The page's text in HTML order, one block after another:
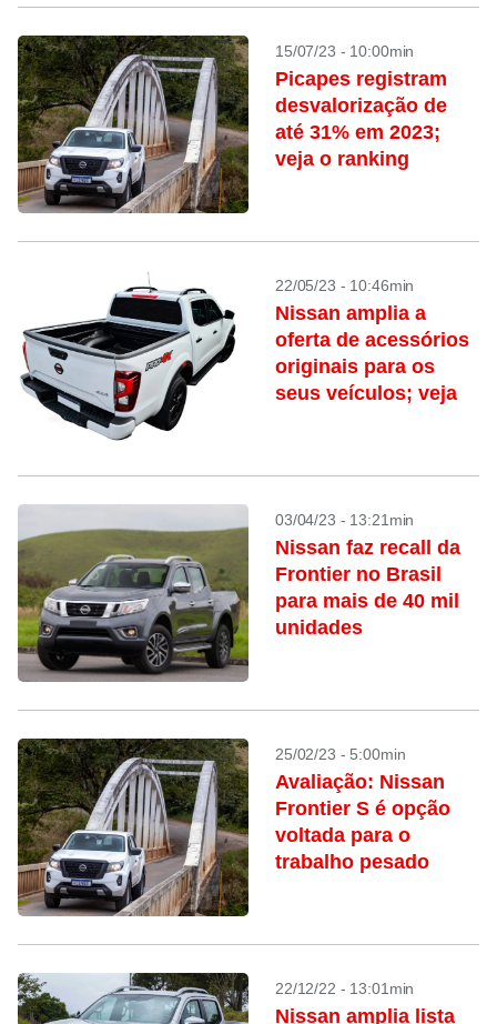
15/07/23 - 10:00min
Picapes registram
desvalorização de
até 31% em 2023;
veja o ranking
22/05/23 - 10:46min
Nissan amplia a
oferta de acessórios
originais para os
seus veículos; veja
03/04/23 - 13:21min
Nissan faz recall da
Frontier no Brasil
para mais de 40 mil
unidades
25/02/23 - 5:00min
Avaliação: Nissan
Frontier S é opção
voltada para o
trabalho pesado
22/12/22 - 13:01min
Nissan amplia lista